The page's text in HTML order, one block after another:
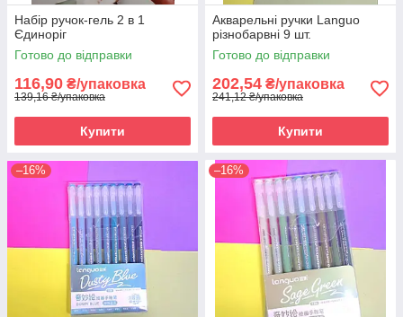
Набір ручок-гель 2 в 1
Єдиноріг
Готово до відправки
116,90 ₴/упаковка
139,16 ₴/упаковка
Купити
Акварельні ручки Languo
різнобарвні 9 шт.
Готово до відправки
202,54 ₴/упаковка
241,12 ₴/упаковка
Купити
–16% –16%